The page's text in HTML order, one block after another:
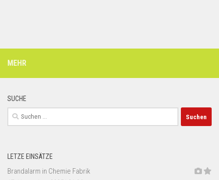
MEHR
SUCHE
Suchen
nach:
LETZE EINSÄTZE
Brandalarm in Chemie Fabrik